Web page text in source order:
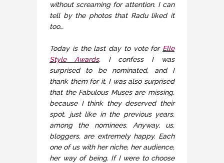
without screaming for attention. I can
tell by the photos that Radu liked it
too…
Today is the last day to vote for Elle
Style Awards. I confess I was
surprised to be nominated, and I
thank them for it. I was also surprised
that the Fabulous Muses are missing,
because I think they deserved their
spot, just like in the previous years,
among the nominees. Anyway, us,
bloggers, are extremely happy. Each
one of us with her niche, her audience,
her way of being. If I were to choose